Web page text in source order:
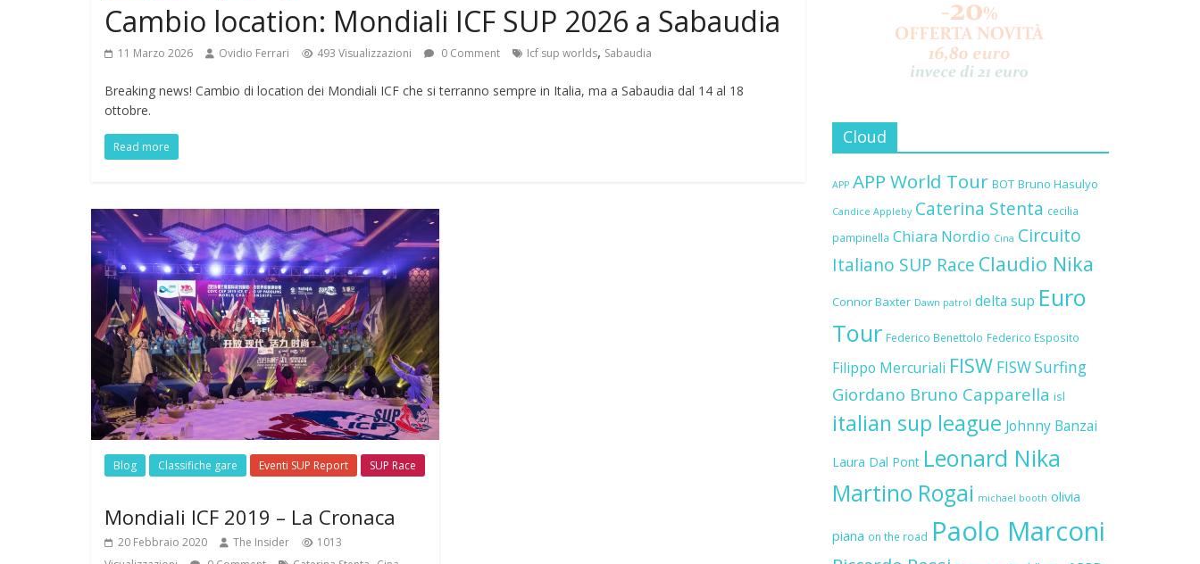
Cambio location: Mondiali ICF SUP 2026 a Sabaudia
11 Marzo 2026 Ovidio Ferrari 493 Visualizzazioni 0 Comment Icf sup worlds, Sabaudia
Breaking news! Cambio di location dei Mondiali ICF che si terranno sempre in Italia, ma a Sabaudia dal 14 al 18
ottobre.
Read more
Blog Classifiche gare Eventi SUP Report SUP Race
Mondiali ICF 2019 – La Cronaca
20 Febbraio 2020 The Insider
1013
Cloud
APP APP World Tour BOT Bruno Hasulyo
Candice Appleby Caterina Stenta cecilia
pampinella Chiara Nordio Cina Circuito
Italiano SUP Race Claudio Nika
Connor Baxter Dawn patrol delta sup Euro
Tour Federico Benettolo Federico Esposito
Filippo Mercuriali FISW FISW Surfing
Giordano Bruno Capparella isl
italian sup league Johnny Banzai
Laura Dal Pont Leonard Nika
Martino Rogai michael booth olivia
piana on the road Paolo Marconi